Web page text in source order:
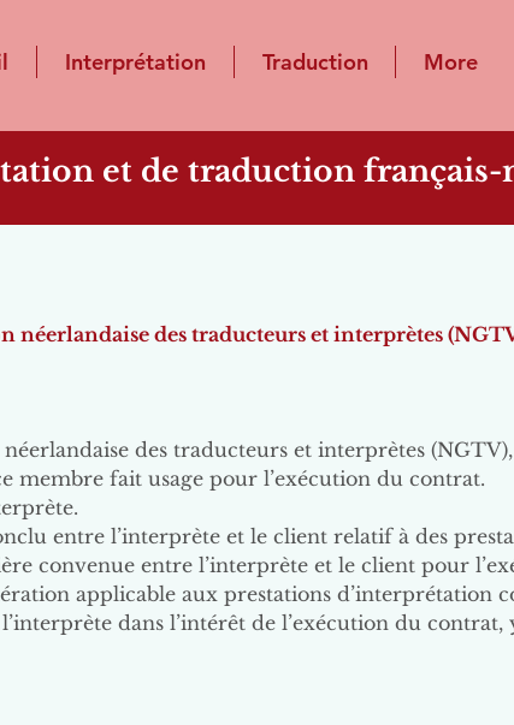
Interprétation Traduction More
et de traduction français-
néerlandaise des traducteurs et interprètes
des traducteurs et interprètes
membre fait usage pour l’exécution du contrat.
entre l’interprète et le client relatif à des
convenue entre l’interprète et le client pour
applicable aux prestations d’interprétation
dans l’intérêt de l’exécution du